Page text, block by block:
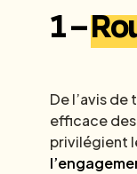
1 –
De l’avis de
efficace des
privilégient